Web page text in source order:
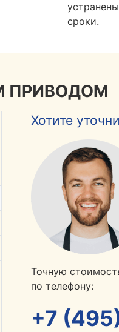
сроки.
ПРИВОДОМ
Хотите
Точную
по телефону:
+7